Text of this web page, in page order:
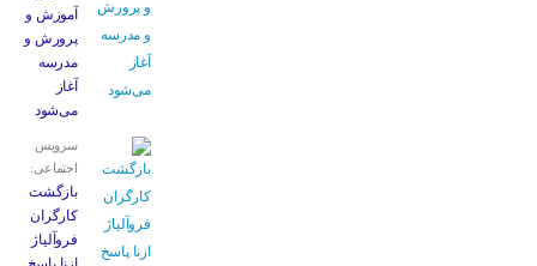
آموزش و
پرورش و
مدرسه
آغاز
می‌شود
سرویس
اجتماعی:
بازگشت
کارگران
فروآلیاژ